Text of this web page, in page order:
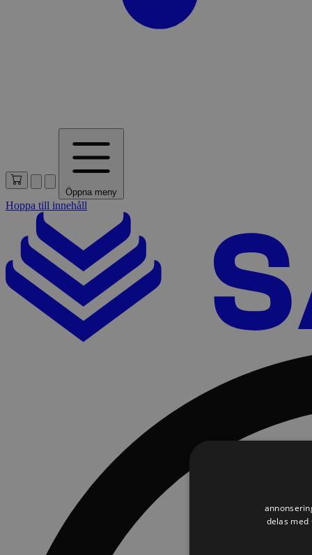
Öppna meny
Hoppa till innehåll
delas med